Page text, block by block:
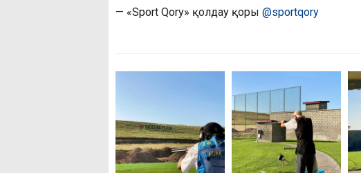
— «Sport Qory» қолдау қоры @sportqory